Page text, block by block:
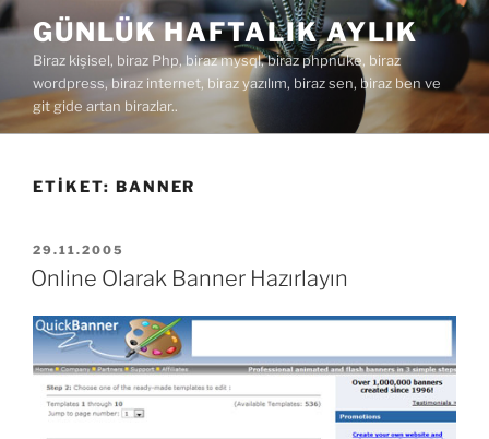
İçeriğe
geç
GÜNLÜK HAFTALIK AYLIK
Biraz kişisel, biraz Php, biraz mysql, biraz phpnuke, biraz
wordpress, biraz internet, biraz yazılım, biraz sen, biraz ben ve
git gide artan birazlar..
ETIKET: BANNER
YAYIM
TARIHI
29.11.2005
Online Olarak Banner Hazırlayın